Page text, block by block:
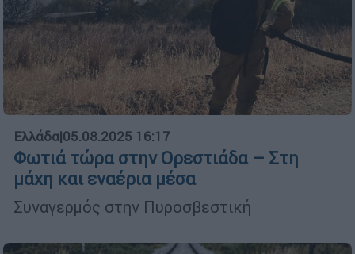
Ελλάδα|05.08.2025 16:17
Φωτιά τώρα στην Ορεστιάδα – Στη
μάχη και εναέρια μέσα
Συναγερμός στην Πυροσβεστική